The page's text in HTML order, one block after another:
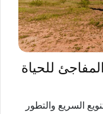
للحياة
السريع والتطور